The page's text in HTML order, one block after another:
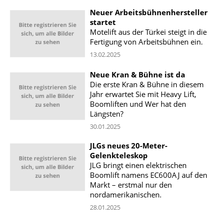
Neuer Arbeitsbühnenhersteller
startet
Motelift aus der Türkei steigt in die
Fertigung von Arbeitsbühnen ein.
13.02.2025
Neue Kran & Bühne ist da
Die erste Kran & Bühne in diesem
Jahr erwartet Sie mit Heavy Lift,
Boomliften und Wer hat den
Längsten?
30.01.2025
JLGs neues 20-Meter-
Gelenkteleskop
JLG bringt einen elektrischen
Boomlift namens EC600AJ auf den
Markt – erstmal nur den
nordamerikanischen.
28.01.2025